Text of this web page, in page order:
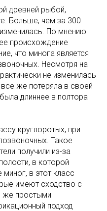
древней рыбой,
Больше, чем за 300
По мнению
происхождение
что минога является
Несмотря на
не изменилась
же потеряла в своей
длиннее в полтора
круглоротых, при
Такое
получили из-за
в которой
в этот класс
имеют сходство с
же простыми
подход